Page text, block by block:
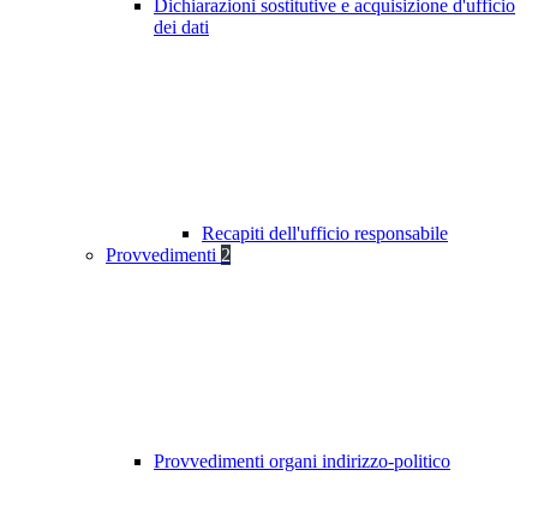
Dichiarazioni sostitutive e acquisizione d'ufficio
dei dati
Recapiti dell'ufficio responsabile
Provvedimenti 2
Provvedimenti organi indirizzo-politico